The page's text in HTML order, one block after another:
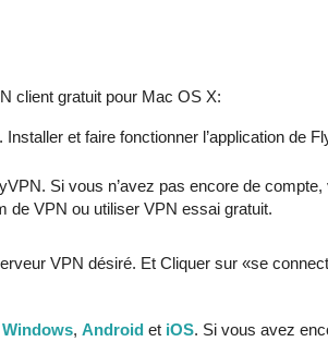
client gratuit pour Mac OS X:
. Installer et faire fonctionner l’application de
Si vous n’avez pas encore de compte,
de VPN ou utiliser VPN essai gratuit.
VPN désiré. Et Cliquer sur «se
, Android et iOS. Si vous avez